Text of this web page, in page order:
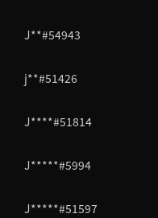
J**#54943
j**#51426
J****#51814
J*****#5994
J*****#51597